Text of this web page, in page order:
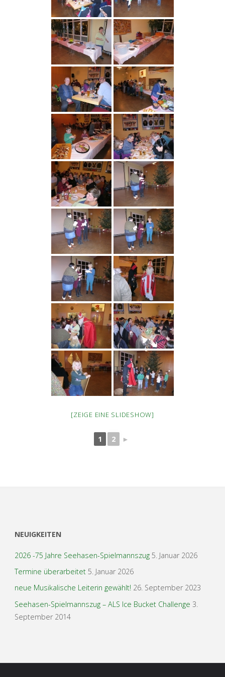
[ZEIGE EINE SLIDESHOW]
1 2 ►
NEUIGKEITEN
2026 -75 Jahre Seehasen-Spielmannszug 5. Januar 2026
Termine überarbeitet 5. Januar 2026
neue Musikalische Leiterin gewählt! 26. September 2023
Seehasen-Spielmannszug – ALS Ice Bucket Challenge 3.
September 2014